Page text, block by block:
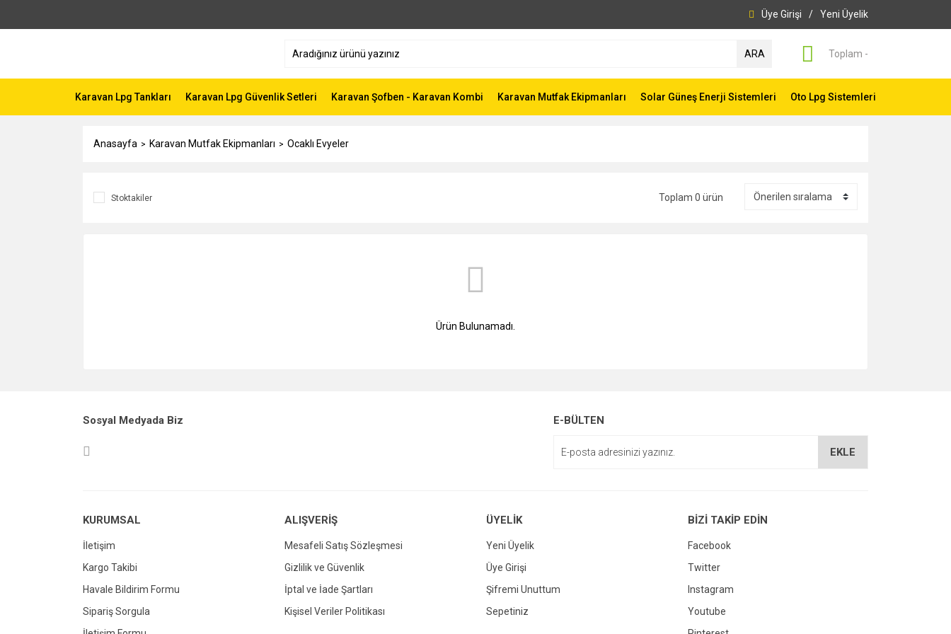
Üye Girişi / Yeni Üyelik
ARA Toplam -
Karavan Lpg Tankları Karavan Lpg Güvenlik Setleri Karavan Şofben - Karavan Kombi Karavan Mutfak Ekipmanları Solar Güneş Enerji Sistemleri Oto Lpg Sistemleri
Anasayfa Karavan Mutfak Ekipmanları Ocaklı Evyeler
Stoktakiler Toplam 0 ürün
Ürün Bulunamadı.
Sosyal Medyada Biz E-BÜLTEN
EKLE
KURUMSAL
İletişim
Kargo Takibi
Havale Bildirim Formu
Sipariş Sorgula
ALIŞVERİŞ
Mesafeli Satış Sözleşmesi
Gizlilik ve Güvenlik
İptal ve İade Şartları
Kişisel Veriler Politikası
ÜYELİK
Yeni Üyelik
Üye Girişi
Şifremi Unuttum
Sepetiniz
BİZİ TAKİP EDİN
Facebook
Twitter
Instagram
Youtube